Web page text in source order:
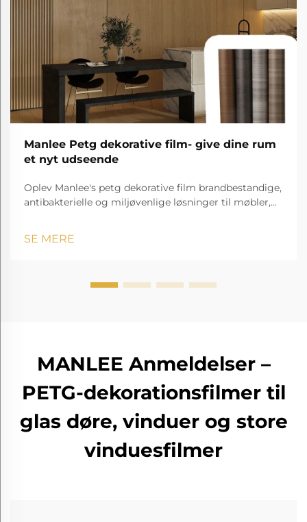
Manlee Petg dekorative film- give dine rum
et nyt udseende
Oplev Manlee's petg dekorative film brandbestandige,
antibakterielle og miljøvenlige løsninger til møbler,
SE MERE
MANLEE Anmeldelser –
PETG-dekorationsfilmer til
glas døre, vinduer og store
vinduesfilmer